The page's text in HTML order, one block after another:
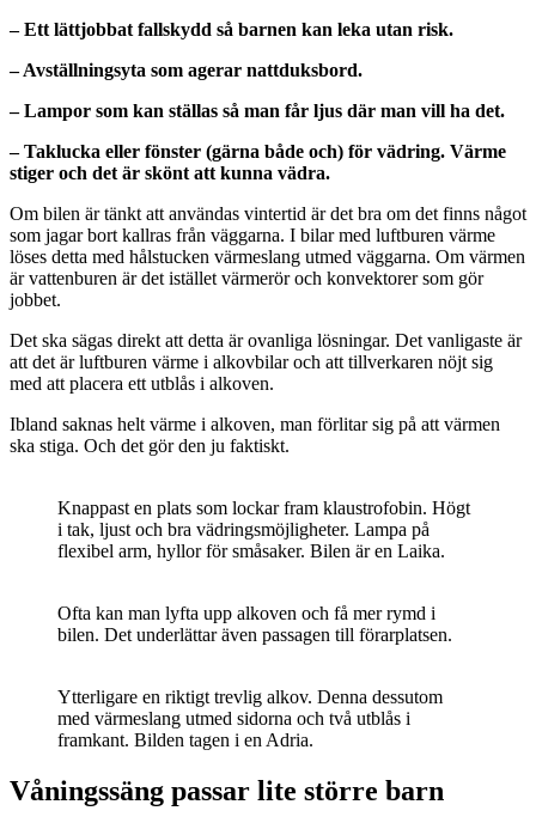
– Ett lättjobbat fallskydd så barnen kan leka utan risk.
– Avställningsyta som agerar nattduksbord.
– Lampor som kan ställas så man får ljus där man vill ha det.
– Taklucka eller fönster (gärna både och) för vädring. Värme
stiger och det är skönt att kunna vädra.
Om bilen är tänkt att användas vintertid är det bra om det finns något
som jagar bort kallras från väggarna. I bilar med luftburen värme
löses detta med hålstucken värmeslang utmed väggarna. Om värmen
är vattenburen är det istället värmerör och konvektorer som gör
jobbet.
Det ska sägas direkt att detta är ovanliga lösningar. Det vanligaste är
att det är luftburen värme i alkovbilar och att tillverkaren nöjt sig
med att placera ett utblås i alkoven.
Ibland saknas helt värme i alkoven, man förlitar sig på att värmen
ska stiga. Och det gör den ju faktiskt.
Knappast en plats som lockar fram klaustrofobin. Högt
i tak, ljust och bra vädringsmöjligheter. Lampa på
flexibel arm, hyllor för småsaker. Bilen är en Laika.
Ofta kan man lyfta upp alkoven och få mer rymd i
bilen. Det underlättar även passagen till förarplatsen.
Ytterligare en riktigt trevlig alkov. Denna dessutom
med värmeslang utmed sidorna och två utblås i
framkant. Bilden tagen i en Adria.
Våningssäng passar lite större barn